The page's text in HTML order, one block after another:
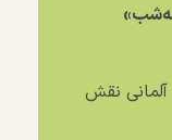
آلمانی نقش